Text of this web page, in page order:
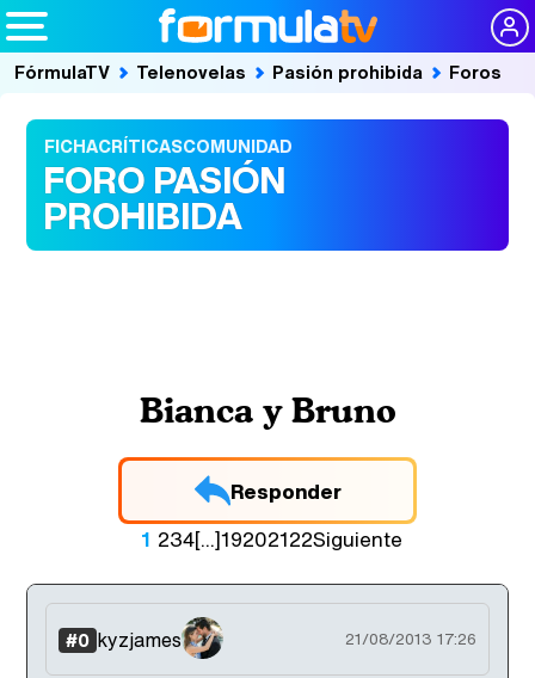
FórmulaTV Telenovelas Pasión prohibida Foros
FICHACRÍTICASCOMUNIDAD
FORO PASIÓN
PROHIBIDA
Bianca y Bruno
Responder
1 234[...]19202122Siguiente
#0 kyzjames 21/08/2013 17:26